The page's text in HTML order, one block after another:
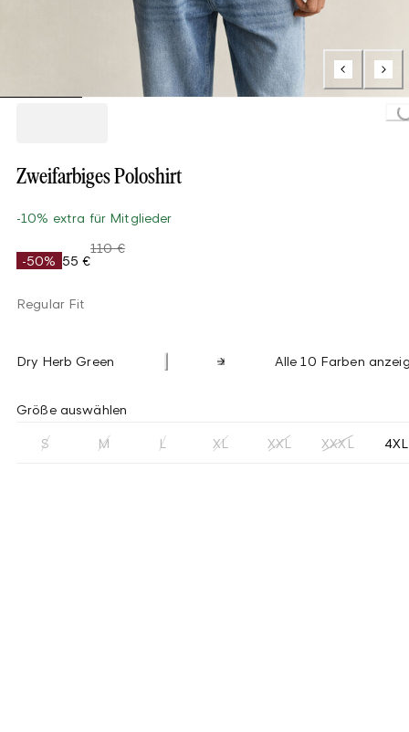
Zweifarbiges Poloshirt
-10% extra für Mitglieder
-50% 55 €
110 €
Regular Fit
Dry Herb Green Alle 10 Farben
Größe auswählen
S M L XL XXL XXXL 4XL